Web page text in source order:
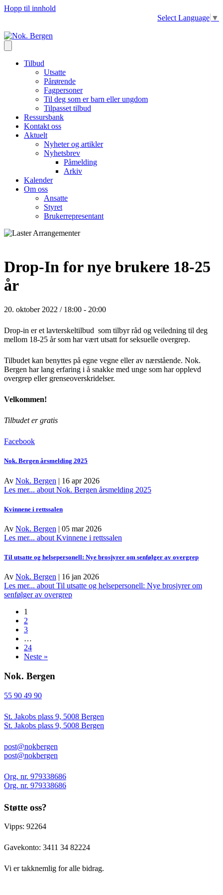
Hopp til innhold
Select Language ▼
Tilbud
Utsatte
Pårørende
Fagpersoner
Til deg som er barn eller ungdom
Tilpasset tilbud
Ressursbank
Kontakt oss
Aktuelt
Nyheter og artikler
Nyhetsbrev
Påmelding
Arkiv
Kalender
Om oss
Ansatte
Styret
Brukerrepresentant
Drop-In for nye brukere 18-25
år
20. oktober 2022 / 18:00 - 20:00
Drop-in er et lavterskeltilbud som tilbyr råd og veiledning til deg
mellom 18-25 år som har vært utsatt for seksuelle overgrep.
Tilbudet kan benyttes på egne vegne eller av nærstående. Nok.
Bergen har lang erfaring i å snakke med unge som har opplevd
overgrep eller grenseoverskridelser.
Velkommen!
Tilbudet er gratis
Facebook
Nok. Bergen årsmelding 2025
Av Nok. Bergen | 16 apr 2026
Les mer... about Nok. Bergen årsmelding 2025
Kvinnene i rettssalen
Av Nok. Bergen | 05 mar 2026
Les mer... about Kvinnene i rettssalen
Til utsatte og helsepersonell: Nye brosjyrer om senfølger av overgrep
Av Nok. Bergen | 16 jan 2026
Les mer... about Til utsatte og helsepersonell: Nye brosjyrer om
senfølger av overgrep
1
2
3
…
24
Neste »
Nok. Bergen
55 90 49 90
St. Jakobs plass 9, 5008 Bergen
St. Jakobs plass 9, 5008 Bergen
post@nokbergen
post@nokbergen
Org. nr. 979338686
Org. nr. 979338686
Støtte oss?
Vipps: 92264
Gavekonto: 3411 34 82224
Vi er takknemlig for alle bidrag.